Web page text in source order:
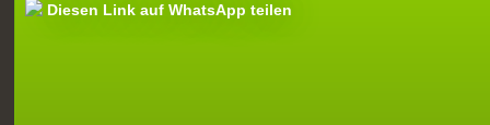
Diesen Link auf WhatsApp teilen